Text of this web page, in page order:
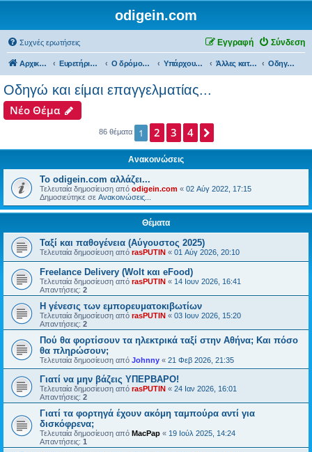
odigein.com
Συχνές ερωτήσεις Σύνδεση
Εγγραφή
Αρχική σελίδα Ευρετήριο Δ. Συζήτησης Ο δρόμος είχε την δική του Ιστορία... Υπάρχουμε και εμείς... Άλλες κατηγορίες Οδηγών... Οδηγώ και είμαι επαγγελματίας...
Οδηγώ και είμαι επαγγελματίας...
Νέο Θέμα
86 θέματα 1 2 3 4
Ανακοινώσεις
Το odigein.com αλλάζει...
Τελευταία δημοσίευση από odigein.com « 02 Αύγ 2022, 17:15
Δημοσιεύτηκε σε Ανακοινώσεις...
Θέματα
Ταξί και παθογένεια (Αύγουστος 2025)
Τελευταία δημοσίευση από rasPUTIN « 01 Αύγ 2026, 20:10
Freelance Delivery (Wolt και eFood)
Τελευταία δημοσίευση από rasPUTIN « 14 Ιουν 2026, 16:41
Απαντήσεις: 2
Η γένεσις των εμπορευματοκιβωτίων
Τελευταία δημοσίευση από rasPUTIN « 03 Ιουν 2026, 15:20
Απαντήσεις: 2
Πού θα φορτίσουν τα ηλεκτρικά ταξί στην Αθήνα; Και πόσο
θα πληρώσουν;
Τελευταία δημοσίευση από Johnny « 21 Φεβ 2026, 21:35
Γιατί να μην βάζεις ΥΠΕΡΒΑΡΟ!
Τελευταία δημοσίευση από rasPUTIN « 24 Ιαν 2026, 16:01
Απαντήσεις: 2
Γιατί τα φορτηγά έχουν ακόμη ταμπούρα αντί για
δισκόφρενα;
Τελευταία δημοσίευση από MacPap « 19 Ιούλ 2025, 14:24
Απαντήσεις: 1